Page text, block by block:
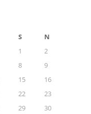
S
N
1
2
8
9
15
16
22
23
29
30